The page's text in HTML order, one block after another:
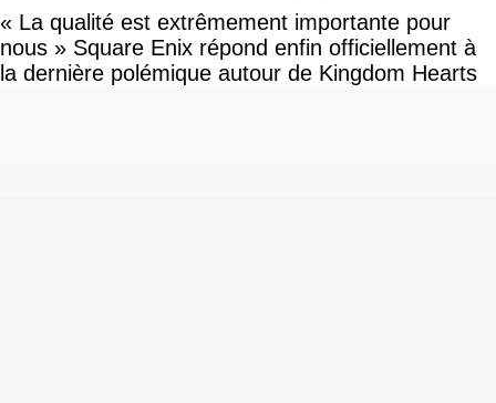
« La qualité est extrêmement importante pour
nous » Square Enix répond enfin officiellement à
la dernière polémique autour de Kingdom Hearts